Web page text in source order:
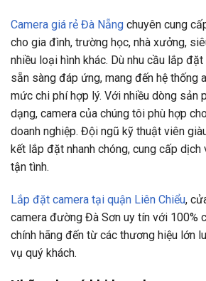
Camera giá rẻ Đà Nẵng chuyên cung
cho gia đình, trường học, nhà xưởng,
nhiều loại hình khác. Dù nhu cầu lắp
sẵn sàng đáp ứng, mang đến hệ thống
mức chi phí hợp lý. Với nhiều dòng sản
dạng, camera của chúng tôi phù hợp
doanh nghiệp. Đội ngũ kỹ thuật viên
kết lắp đặt nhanh chóng, cung cấp
tận tình.
Lắp đặt camera tại quận Liên Chiểu,
camera đường Đà Sơn uy tín với 100%
chính hãng đến từ các thương hiệu lớn
vụ quý khách.